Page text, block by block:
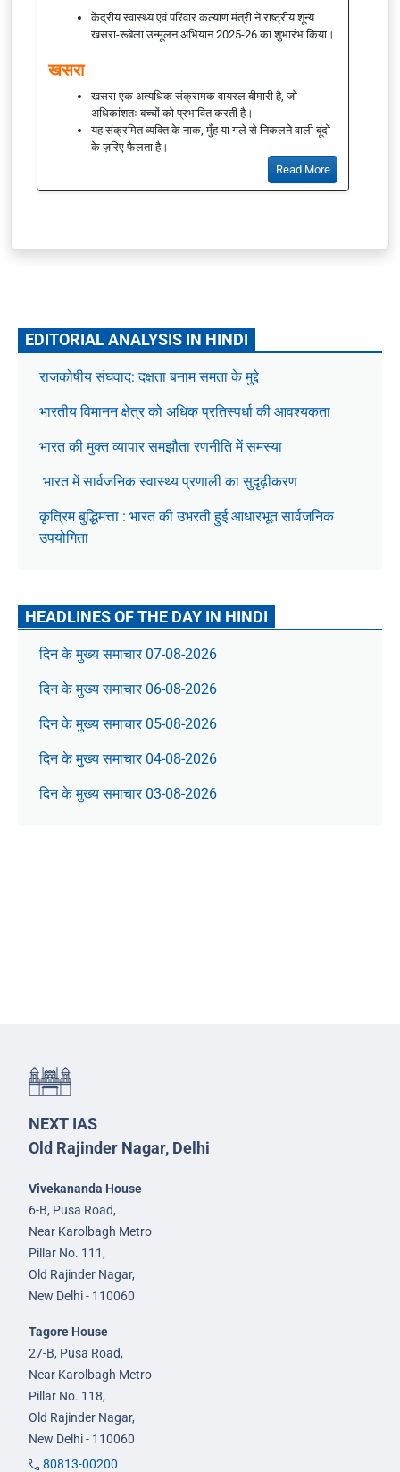
केंद्रीय स्वास्थ्य एवं परिवार कल्याण मंत्री ने राष्ट्रीय शून्य
खसरा-रूबेला उन्मूलन अभियान 2025-26 का शुभारंभ किया।
खसरा
खसरा एक अत्यधिक संक्रामक वायरल बीमारी है, जो
अधिकांशतः बच्चों को प्रभावित करती है।
यह संक्रमित व्यक्ति के नाक, मुँह या गले से निकलने वाली बूंदों
के ज़रिए फैलता है।
Read More
EDITORIAL ANALYSIS IN HINDI
राजकोषीय संघवाद: दक्षता बनाम समता के मुद्दे
भारतीय विमानन क्षेत्र को अधिक प्रतिस्पर्धा की आवश्यकता
भारत की मुक्त व्यापार समझौता रणनीति में समस्या
भारत में सार्वजनिक स्वास्थ्य प्रणाली का सुदृढ़ीकरण
कृत्रिम बुद्धिमत्ता : भारत की उभरती हुई आधारभूत सार्वजनिक
उपयोगिता
HEADLINES OF THE DAY IN HINDI
दिन के मुख्य समाचार 07-08-2026
दिन के मुख्य समाचार 06-08-2026
दिन के मुख्य समाचार 05-08-2026
दिन के मुख्य समाचार 04-08-2026
दिन के मुख्य समाचार 03-08-2026
NEXT IAS
Old Rajinder Nagar, Delhi
Vivekananda House
6-B, Pusa Road,
Near Karolbagh Metro
Pillar No. 111,
Old Rajinder Nagar,
New Delhi - 110060
Tagore House
27-B, Pusa Road,
Near Karolbagh Metro
Pillar No. 118,
Old Rajinder Nagar,
New Delhi - 110060
80813-00200